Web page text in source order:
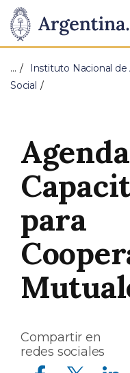
Presidencia
de
la
Pasar al contenido
…
Instituto Nacional
Social
para
Compartir en
redes sociales
Compartir en Facebook Compartir en Twitter Compartir en Linkedin